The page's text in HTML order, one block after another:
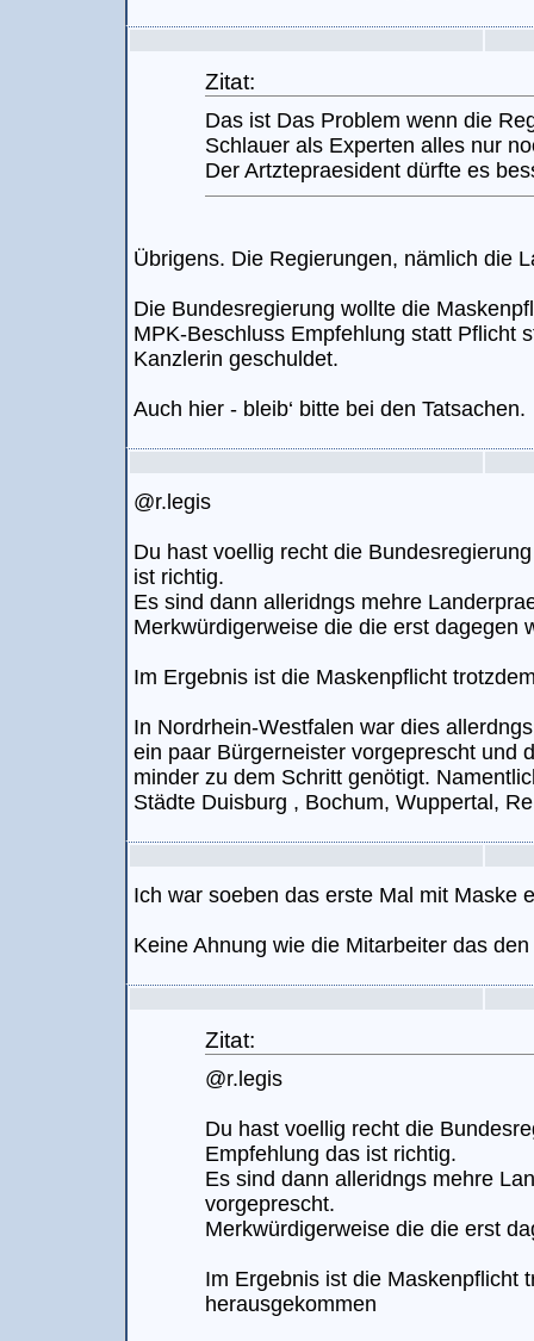
Zitat:
Das ist Das Problem wenn die
Schlauer als Experten alles nur
Der Artztepraesident dürfte es
Übrigens. Die Regierungen, nämlich die
Die Bundesregierung wollte die
MPK-Beschluss Empfehlung statt Pflicht
Kanzlerin geschuldet.
Auch hier - bleib‘ bitte bei den Tatsachen.
@r.legis
Du hast voellig recht die
ist richtig.
Es sind dann alleridngs mehre
Merkwürdigerweise die die erst dagegen
Im Ergebnis ist die Maskenpflicht
In Nordrhein-Westfalen war dies
ein paar Bürgerneister vorgeprescht und
minder zu dem Schritt genötigt.
Städte Duisburg , Bochum, Wuppertal,
Ich war soeben das erste Mal mit Maske
Keine Ahnung wie die Mitarbeiter das
Zitat:
@r.legis
Du hast voellig recht die
Empfehlung das ist richtig.
Es sind dann alleridngs mehre
vorgeprescht.
Merkwürdigerweise die die erst
Im Ergebnis ist die Maskenpflicht
herausgekommen